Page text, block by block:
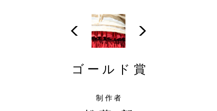
ゴールド賞
制作者